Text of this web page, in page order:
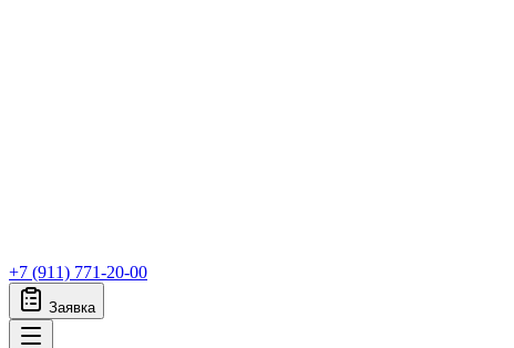
+7 (911) 771-20-00
Заявка